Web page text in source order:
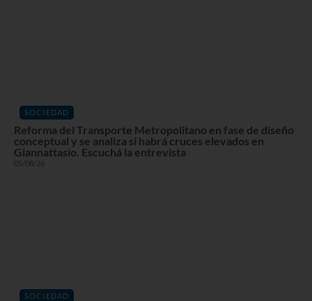
SOCIEDAD
Reforma del Transporte Metropolitano en fase de diseño
conceptual y se analiza si habrá cruces elevados en
Giannattasio. Escuchá la entrevista
05/08/26
SOCIEDAD